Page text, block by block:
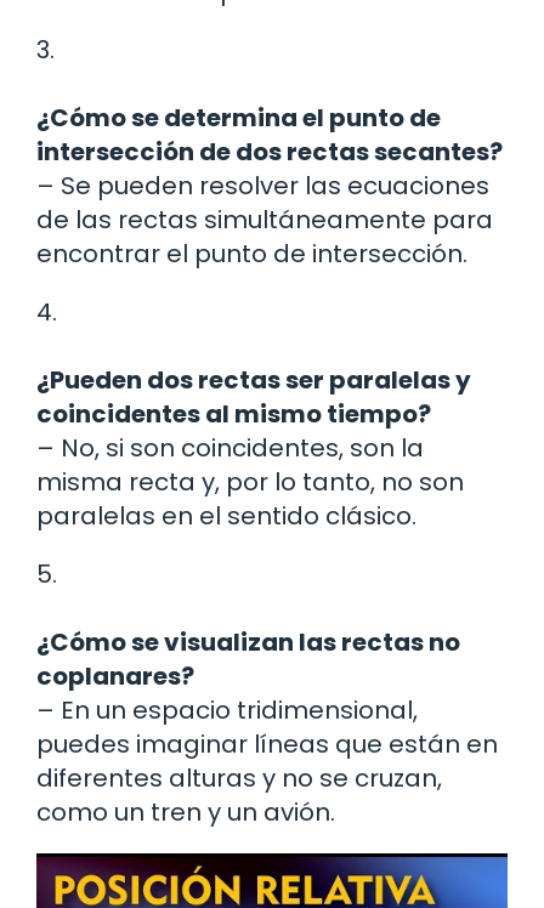
3.
¿Cómo se determina el punto de
intersección de dos rectas secantes?
– Se pueden resolver las ecuaciones
de las rectas simultáneamente para
encontrar el punto de intersección.
4.
¿Pueden dos rectas ser paralelas y
coincidentes al mismo tiempo?
– No, si son coincidentes, son la
misma recta y, por lo tanto, no son
paralelas en el sentido clásico.
5.
¿Cómo se visualizan las rectas no
coplanares?
– En un espacio tridimensional,
puedes imaginar líneas que están en
diferentes alturas y no se cruzan,
como un tren y un avión.